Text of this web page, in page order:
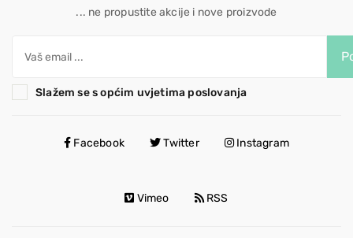
... ne propustite akcije i nove proizvode
Slažem se s općim uvjetima poslovanja
Facebook Twitter Instagram
Vimeo RSS